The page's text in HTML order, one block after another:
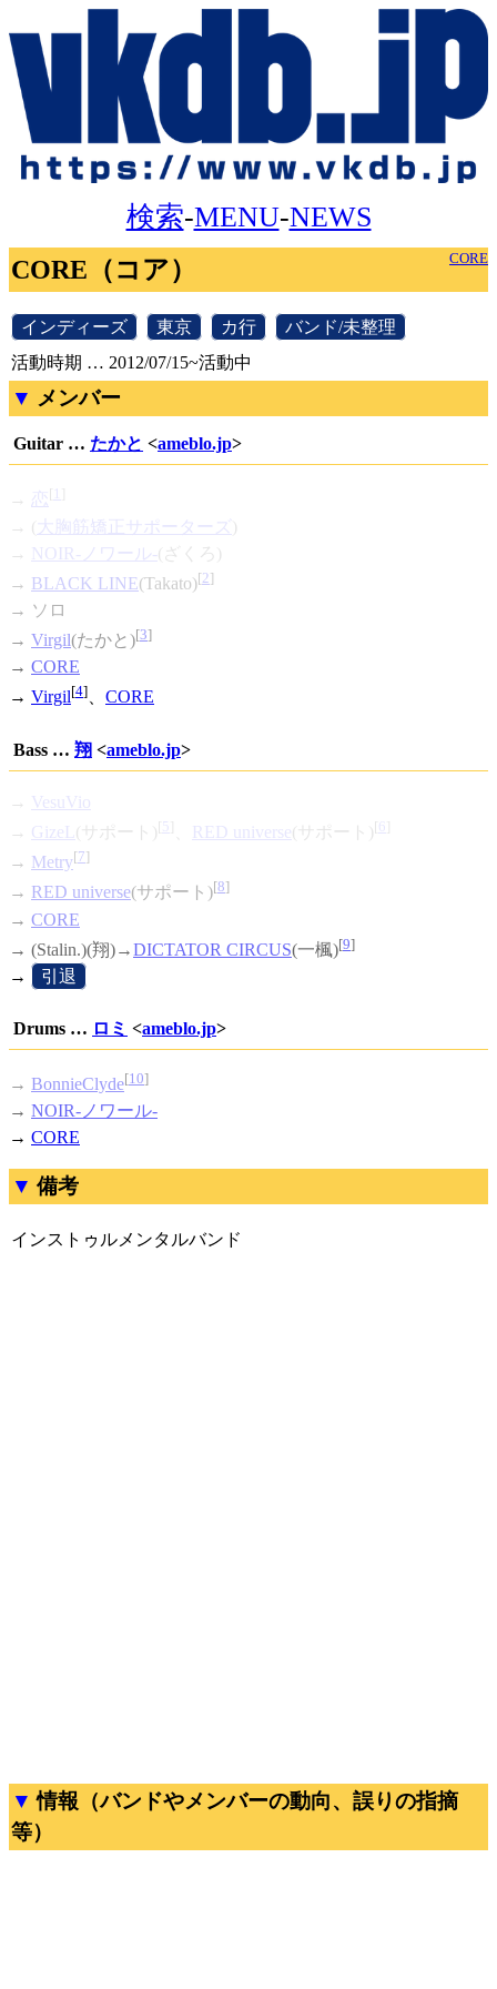
検索-MENU-NEWS
CORE
CORE（コア）
インディーズ 東京 カ行 バンド/未整理
活動時期 … 2012/07/15~活動中
メンバー
Guitar … たかと <ameblo.jp>
→ 恋[ 1
→ ( 大胸筋矯正サポーターズ )
→ NOIR-ノワール-(ざくろ)
→ BLACK LINE(Takato)[2]
→ ソロ
→ Virgil(たかと)[3]
→ CORE
→ Virgil[4]、 CORE
Bass … 翔 <ameblo.jp>
→ VesuVio
→ GizeL (サポート)[ 5 RED universe(サポート)[ 6
→ Metry[7]
→ RED universe(サポート)[8]
→ CORE
→ (Stalin.)(翔)→DICTATOR CIRCUS(一楓)[9]
→ 引退
Drums … ロミ <ameblo.jp>
→ BonnieClyde[10]
→ NOIR-ノワール-
→ CORE
備考
インストゥルメンタルバンド
情報（バンドやメンバーの動向、誤りの指摘
等）